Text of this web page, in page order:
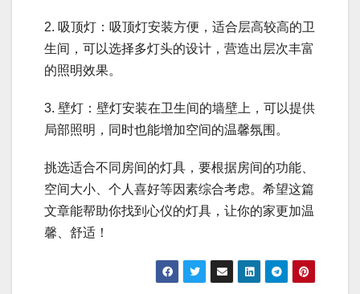
2. 吸顶灯：吸顶灯安装方便，适合层高较高的卫
生间，可以选择多灯头的设计，营造出层次丰富
的照明效果。
3. 壁灯：壁灯安装在卫生间的墙壁上，可以提供
局部照明，同时也能增加空间的温馨氛围。
挑选适合不同房间的灯具，要根据房间的功能、
空间大小、个人喜好等因素综合考虑。希望这篇
文章能帮助你找到心仪的灯具，让你的家更加温
馨、舒适！